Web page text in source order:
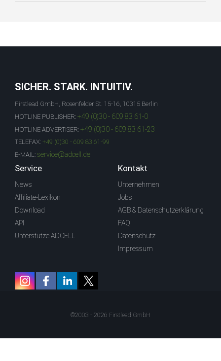
SICHER. STARK. INTUITIV.
Firstlead GmbH, Rosenfelder St. 15-16, 10315 Berlin
HOTLINE PUBLISHER: +49 (0)30 - 609 83 61-0
HOTLINE ADVERTISER: +49 (0)30 - 609 83 61-23
TELEFAX: +49 (0)30 - 609 83 61-99
E-MAIL: service@adcell.de
Service
News
Affiliate-Lexikon
Download
API
Unterstütze ADCELL
Kontakt
Unternehmen
Jobs
AGB & Datenschutzerklärung
FAQ
Datenschutz
Impressum
©2003 - 2026 Firstlead GmbH